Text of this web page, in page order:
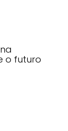
o futuro